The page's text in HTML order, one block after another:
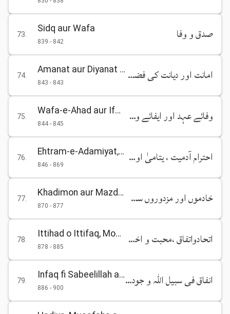
73
Sidq aur Wafa
839 - 842 صدق و وفا
74
Amanat aur Diyanat ki Fazilat
843 - 843 امانت اور دیانت کی فضیلت
75
Wafa-e-Ahad aur Ifa-e-Wada
844 - 845 وفائے عہد اور ایفائے وعدہ
76
Ehtram-e-Adamiyat, Yatama aur Kamzoron se Husn-e-Sulook
846 - 869 احترام آدمیت ، یتامیٰ اور کمزوروں سے حسن سلوک شفقت علی خلق اللہ
77
Khadimon aur Mazdooron se Husn-e-Sulook
870 - 877 خادموں اور مزدوروں سے حسن سلوک
78
Ittihad o Ittifaq, Mohabbat aur Ukhuwat
878 - 885 اتحادواتفاق ،محبت و اخوت الفت اور شفقت
79
Infaq fi Sabeelillah aur Sadaqah ki Ahmiyat
886 - 900 انفاق فی سبیل اللہ و جود و سخا صدقہ کی اہمیت